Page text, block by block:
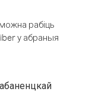
рабіць
у абраныя